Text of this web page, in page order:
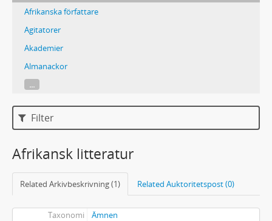
Afrikanska författare
Agitatorer
Akademier
Almanackor
...
Filter
Afrikansk litteratur
Related Arkivbeskrivning (1) Related Auktoritetspost (0)
Taxonomi
Ämnen